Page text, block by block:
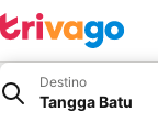
Destino
Tangga Batu